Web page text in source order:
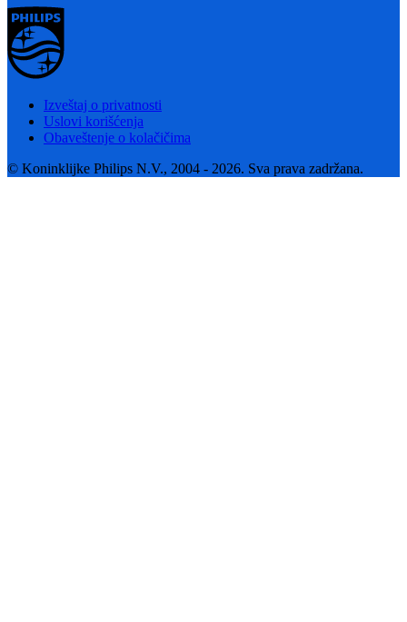
Izveštaj o privatnosti
Uslovi korišćenja
Obaveštenje o kolačičima
© Koninklijke Philips N.V., 2004 - 2026. Sva prava zadržana.